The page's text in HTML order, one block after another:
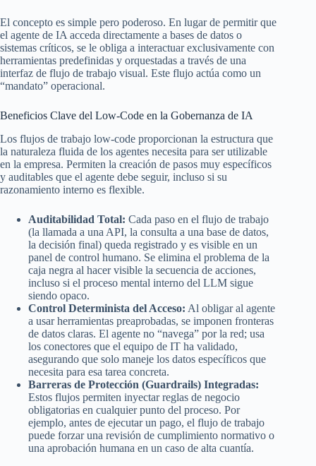
El concepto es simple pero poderoso. En lugar de permitir que
el agente de IA acceda directamente a bases de datos o
sistemas críticos, se le obliga a interactuar exclusivamente con
herramientas predefinidas y orquestadas a través de una
interfaz de flujo de trabajo visual. Este flujo actúa como un
“mandato” operacional.
Beneficios Clave del Low-Code en la Gobernanza de IA
Los flujos de trabajo low-code proporcionan la estructura que
la naturaleza fluida de los agentes necesita para ser utilizable
en la empresa. Permiten la creación de pasos muy específicos
y auditables que el agente debe seguir, incluso si su
razonamiento interno es flexible.
Auditabilidad Total: Cada paso en el flujo de trabajo
(la llamada a una API, la consulta a una base de datos,
la decisión final) queda registrado y es visible en un
panel de control humano. Se elimina el problema de la
caja negra al hacer visible la secuencia de acciones,
incluso si el proceso mental interno del LLM sigue
siendo opaco.
Control Determinista del Acceso: Al obligar al agente
a usar herramientas preaprobadas, se imponen fronteras
de datos claras. El agente no “navega” por la red; usa
los conectores que el equipo de IT ha validado,
asegurando que solo maneje los datos específicos que
necesita para esa tarea concreta.
Barreras de Protección (Guardrails) Integradas:
Estos flujos permiten inyectar reglas de negocio
obligatorias en cualquier punto del proceso. Por
ejemplo, antes de ejecutar un pago, el flujo de trabajo
puede forzar una revisión de cumplimiento normativo o
una aprobación humana en un caso de alta cuantía.